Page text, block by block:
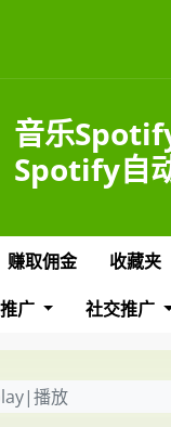
音乐
Spotify自
赚取佣金 收藏夹
广 社交推广
播放